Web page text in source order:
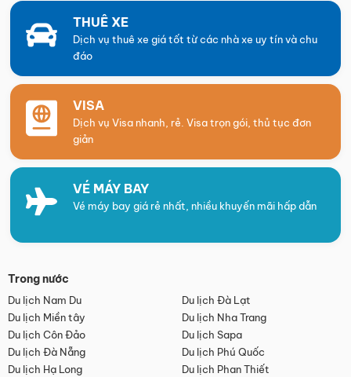
THUÊ XE
Dịch vụ thuê xe giá tốt từ các nhà xe uy tín và chu
đáo
VISA
Dịch vụ Visa nhanh, rẻ. Visa trọn gói, thủ tục đơn
giản
VÉ MÁY BAY
Vé máy bay giá rẻ nhất, nhiều khuyến mãi hấp dẫn
Trong nước
Du lịch Nam Du
Du lịch Đà Lạt
Du lịch Miền tây
Du lịch Nha Trang
Du lịch Côn Đảo
Du lịch Sapa
Du lịch Đà Nẵng
Du lịch Phú Quốc
Du lịch Hạ Long
Du lịch Phan Thiết